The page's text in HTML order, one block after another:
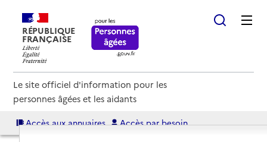
RÉPUBLIQUE
FRANÇAISE
Le site officiel d'information pour les
personnes âgées et les aidants
Accès aux annuaires Accès par besoin